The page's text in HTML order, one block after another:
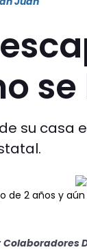
su casa
de 2 años y
Colaboradores